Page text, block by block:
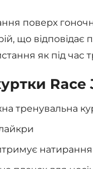
поверх
що
як під час
Race
тренувальна
натирання